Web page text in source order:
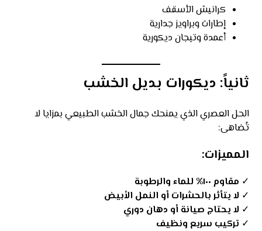
كرانيش الأسقف
إطارات وبراويز جدارية
أعمدة وتيجان ديكورية
ثانياً: ديكورات بديل الخشب
الحل العصري الذي يمنحك جمال الخشب الطبيعي بمزايا لا
تُضاهى:
المميزات:
✓ مقاوم ١٠٠% للماء والرطوبة
✓ لا يتأثر بالحشرات أو النمل الأبيض
✓ لا يحتاج صيانة أو دهان دوري
✓ تركيب سريع ونظيف